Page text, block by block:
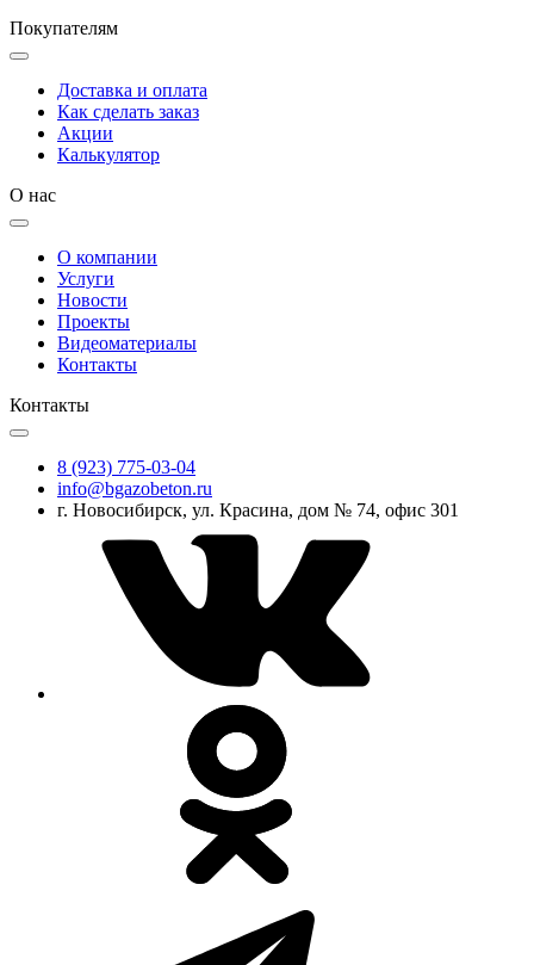
Покупателям
Доставка и оплата
Как сделать заказ
Акции
Калькулятор
О нас
О компании
Услуги
Новости
Проекты
Видеоматериалы
Контакты
Контакты
8 (923) 775-03-04
info@bgazobeton.ru
г. Новосибирск, ул. Красина, дом № 74, офис 301